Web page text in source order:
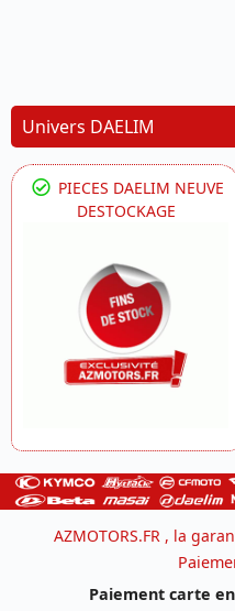
Univers DAELIM
PIECES DAELIM NEUVE
DESTOCKAGE
AZMOTORS.FR , la
Paiement carte en